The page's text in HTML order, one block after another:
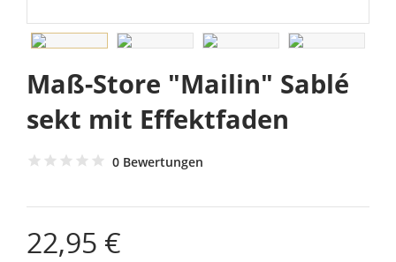
Maß-Store "Mailin" Sablé
sekt mit Effektfaden
0 Bewertungen
22,95 €